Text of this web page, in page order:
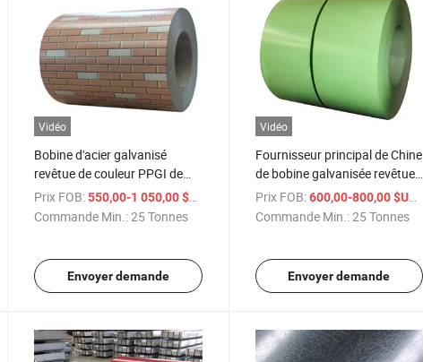
Vidéo
Bobine d'acier galvanisé
revêtue de couleur PPGI de
haute qualité
Prix FOB: 550,00-1 050,00 $US
Commande Min.:25 Tonnes
Envoyer demande
Vidéo
Fournisseur principal de Chine
de bobine galvanisée revêtue
de couleur
Prix FOB: 600,00-800,00 $US
Commande Min.:25 Tonnes
Envoyer demande